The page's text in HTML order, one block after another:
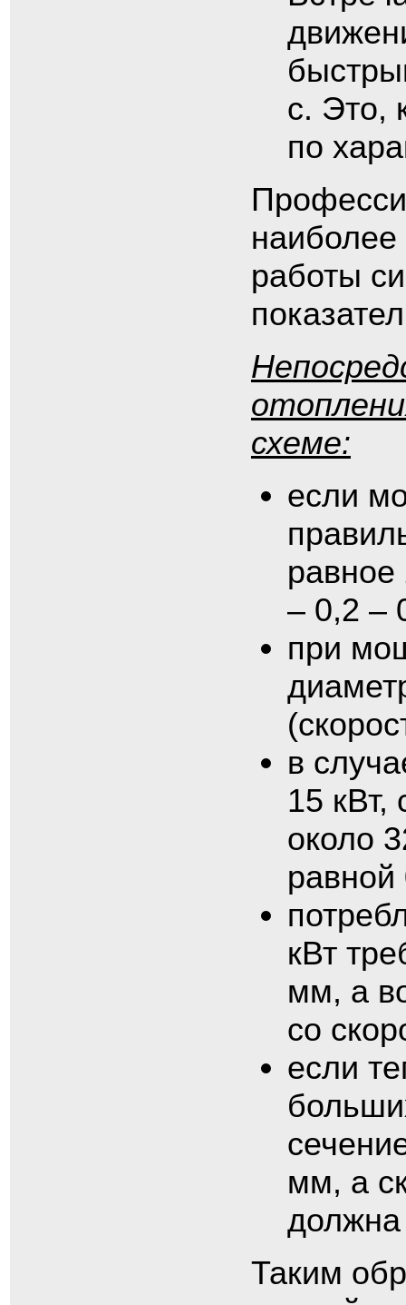
с. Это,
по
работы
схеме:
если
– 0,2 –
при
в
15 кВт,
около
кВт
мм, а
со
если
мм, а
должна
Таким